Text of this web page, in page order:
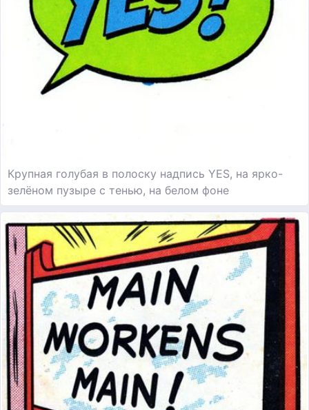
Крупная голубая в полоску надпись YES, на ярко-
зелёном пузыре с тенью, на белом фоне